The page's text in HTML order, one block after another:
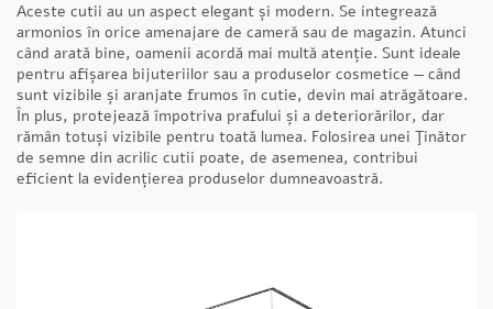
Aceste cutii au un aspect elegant și modern. Se integrează
armonios în orice amenajare de cameră sau de magazin. Atunci
când arată bine, oamenii acordă mai multă atenție. Sunt ideale
pentru afișarea bijuteriilor sau a produselor cosmetice — când
sunt vizibile și aranjate frumos în cutie, devin mai atrăgătoare.
În plus, protejează împotriva prafului și a deteriorărilor, dar
rămân totuși vizibile pentru toată lumea. Folosirea unei Ţinător
de semne din acrilic cutii poate, de asemenea, contribui
eficient la evidențierea produselor dumneavoastră.